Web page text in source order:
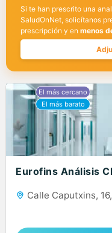
Si te han prescrito una
SaludOnNet, solicítanos
prescripción y en menos
Eurofins Análisis
Calle Caputxins,